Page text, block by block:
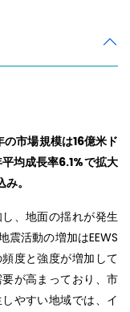
市場規模は16億米ド
均成長率6.1%で拡大
。
、地面の揺れが発生
震活動の増加はEEWS
度と強度が増加して
が高まっており、市
やすい地域では、イ